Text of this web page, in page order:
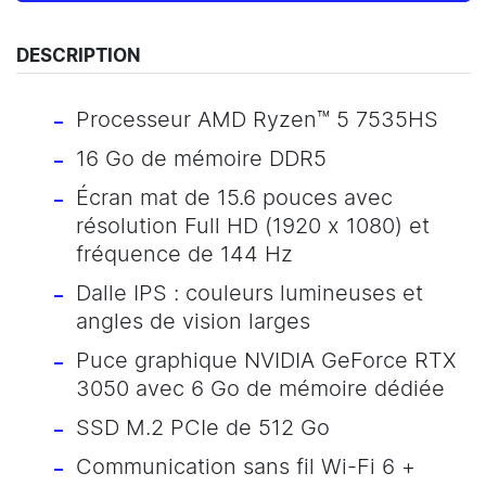
DESCRIPTION
Processeur AMD Ryzen™ 5 7535HS
16 Go de mémoire DDR5
Écran mat de 15.6 pouces avec
résolution Full HD (1920 x 1080) et
fréquence de 144 Hz
Dalle IPS : couleurs lumineuses et
angles de vision larges
Puce graphique NVIDIA GeForce RTX
3050 avec 6 Go de mémoire dédiée
SSD M.2 PCIe de 512 Go
Communication sans fil Wi-Fi 6 +